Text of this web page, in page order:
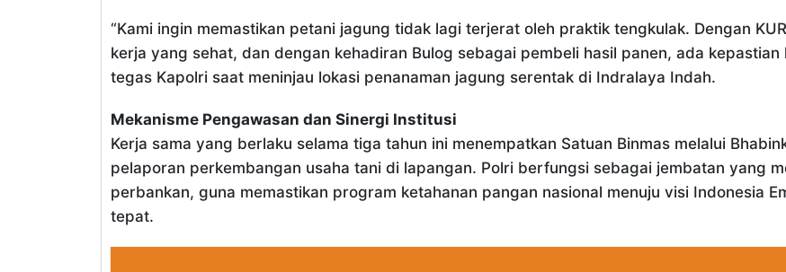
“Kami ingin memastikan petani jagung tidak lagi terjerat oleh praktik tengkulak. Dengan
kerja yang sehat, dan dengan kehadiran Bulog sebagai pembeli hasil panen, ada
tegas Kapolri saat meninjau lokasi penanaman jagung serentak di Indralaya Indah.
Mekanisme Pengawasan dan Sinergi Institusi
Kerja sama yang berlaku selama tiga tahun ini menempatkan Satuan Binmas melalui
pelaporan perkembangan usaha tani di lapangan. Polri berfungsi sebagai jembatan yang
perbankan, guna memastikan program ketahanan pangan nasional menuju visi Indonesia
tepat.